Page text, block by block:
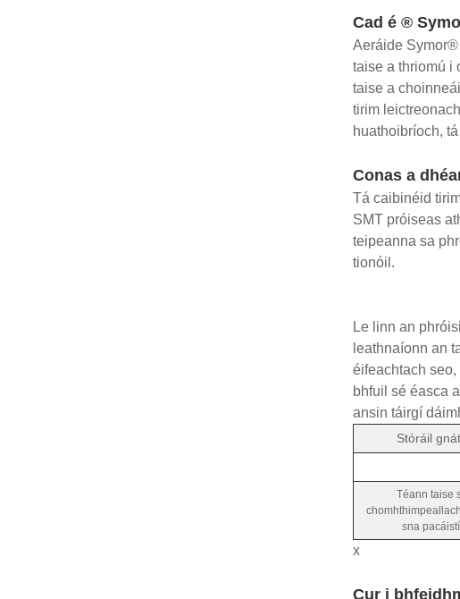
Cad é ®
Aeráide
taise a thriomú i
taise a
tirim
huathoibríoch,
Conas a
Tá caibinéid
SMT próiseas
teipeanna sa
tionóil.
Le linn an
leathnaíonn an
éifeachtach
bhfuil sé éasca
ansin táirgí
Stóráil
Téann taise
sna
x
Cur i